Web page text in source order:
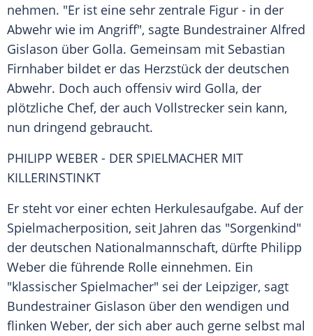
nehmen. "Er ist eine sehr zentrale Figur - in der
Abwehr wie im Angriff", sagte Bundestrainer Alfred
Gislason über Golla. Gemeinsam mit Sebastian
Firnhaber bildet er das Herzstück der deutschen
Abwehr. Doch auch offensiv wird Golla, der
plötzliche Chef, der auch Vollstrecker sein kann,
nun dringend gebraucht.
PHILIPP WEBER - DER SPIELMACHER MIT
KILLERINSTINKT
Er steht vor einer echten Herkulesaufgabe. Auf der
Spielmacherposition, seit Jahren das "Sorgenkind"
der deutschen Nationalmannschaft, dürfte Philipp
Weber die führende Rolle einnehmen. Ein
"klassischer Spielmacher" sei der Leipziger, sagt
Bundestrainer Gislason über den wendigen und
flinken Weber, der sich aber auch gerne selbst mal